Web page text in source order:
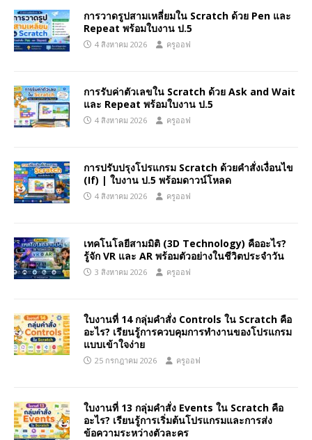
การวาดรูปสามเหลี่ยมใน Scratch ด้วย Pen และ
Repeat พร้อมใบงาน ป.5
4 สิงหาคม 2026 ครูออฟ
การรับค่าตัวเลขใน Scratch ด้วย Ask and Wait
และ Repeat พร้อมใบงาน ป.5
4 สิงหาคม 2026 ครูออฟ
การปรับปรุงโปรแกรม Scratch ด้วยคำสั่งเงื่อนไข
(If) | ใบงาน ป.5 พร้อมดาวน์โหลด
4 สิงหาคม 2026 ครูออฟ
เทคโนโลยีสามมิติ (3D Technology) คืออะไร?
รู้จัก VR และ AR พร้อมตัวอย่างในชีวิตประจำวัน
3 สิงหาคม 2026 ครูออฟ
ใบงานที่ 14 กลุ่มคำสั่ง Controls ใน Scratch คือ
อะไร? เรียนรู้การควบคุมการทำงานของโปรแกรม
แบบเข้าใจง่าย
25 กรกฎาคม 2026 ครูออฟ
ใบงานที่ 13 กลุ่มคำสั่ง Events ใน Scratch คือ
อะไร? เรียนรู้การเริ่มต้นโปรแกรมและการส่ง
ข้อความระหว่างตัวละคร